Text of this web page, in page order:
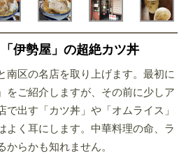
伊勢屋」の超絶カツ丼
南区の名店を取り上げます。最初に
をご紹介しますが、その前に少しア
で出す「カツ丼」や「オムライス」
よく耳にします。中華料理の命、ラ
からかも知れません。